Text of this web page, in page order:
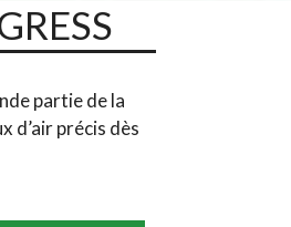
partie de la
d’air précis dès